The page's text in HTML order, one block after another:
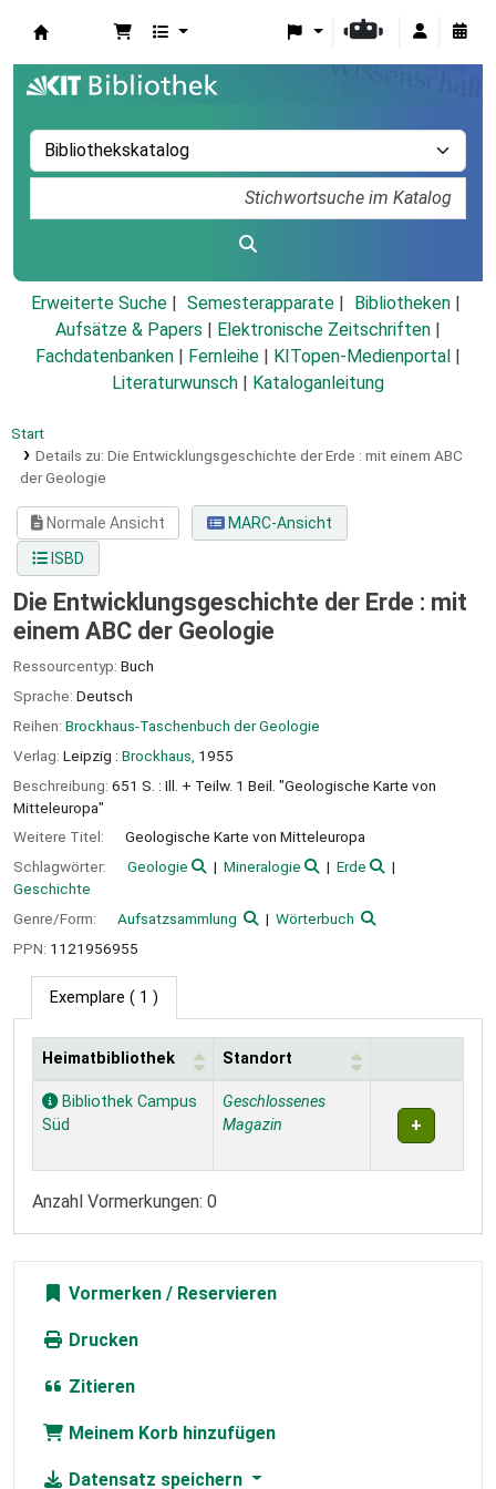
Erweiterte Suche Semesterapparate
Bibliotheken
Aufsätze & Papers
Elektronische Zeitschriften
Fachdatenbanken
Fernleihe KITopen-Medienportal
Literaturwunsch
Kataloganleitung
Start
Details zu: Die Entwicklungsgeschichte der Erde : mit einem ABC
der Geologie
Normale Ansicht
MARC-Ansicht
ISBD
Die Entwicklungsgeschichte der Erde : mit
einem ABC der Geologie
Ressourcentyp: Buch
Sprache: Deutsch
Reihen: Brockhaus-Taschenbuch der Geologie
Verlag: Leipzig : Brockhaus, 1955
Beschreibung: 651 S. : Ill. + Teilw. 1 Beil. "Geologische Karte von
Mitteleuropa"
Weitere Titel:
Geologische Karte von Mitteleuropa
Schlagwörter:
Geologie Mineralogie
Erde
Geschichte
Genre/Form:
Aufsatzsammlung
Wörterbuch
PPN: 1121956955
Exemplare ( 1 )
Exemplare
Heimatbibliothek Standort
Bibliothek Campus
Süd
Geschlossenes
Magazin
Anzahl Vormerkungen: 0
Vormerken
Drucken
Zitieren
Meinem Korb hinzufügen
Datensatz speichern